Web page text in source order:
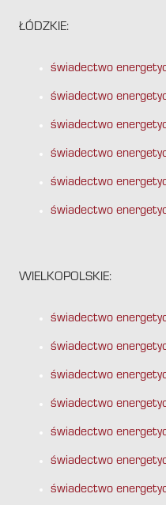
ŁÓDZKIE:
świadectwo
świadectwo
świadectwo
świadectwo
świadectwo
świadectwo
WIELKOPOLSKIE:
świadectwo
świadectwo
świadectwo
świadectwo
świadectwo
świadectwo
świadectwo